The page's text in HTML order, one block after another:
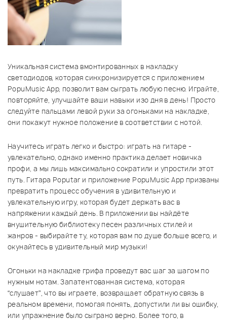
Уникальная система вмонтированных в накладку
светодиодов, которая синхронизируется с приложением
PopuMusic App, позволит вам сыграть любую песню. Играйте,
повторяйте, улучшайте ваши навыки изо дня в день! Просто
следуйте пальцами левой руки за огоньками на накладке,
они покажут нужное положение в соответствии с нотой.
Научитесь играть легко и быстро: играть на гитаре -
увлекательно, однако именно практика делает новичка
профи, а мы лишь максимально сократили и упростили этот
путь. Гитара Poputar и приложение PopuMusic App призваны
превратить процесс обучения в удивительную и
увлекательную игру, которая будет держать вас в
напряжении каждый день. В приложении вы найдёте
внушительную библиотеку песен различных стилей и
жанров - выбирайте ту, которая вам по душе больше всего, и
окунайтесь в удивительный мир музыки!
Огоньки на накладке грифа проведут вас шаг за шагом по
нужным нотам. Запатентованная система, которая
“слушает”, что вы играете, возвращает обратную связь в
реальном времени, помогая понять, допустили ли вы ошибку,
или упражнение было сыграно верно. Более того, в